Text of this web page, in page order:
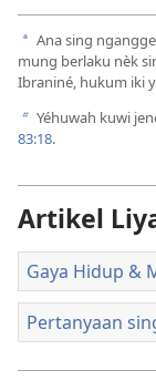
a Ana sing
mung berlaku nèk
Ibraniné, hukum iki
b Yéhuwah kuwi
83:18.
Artikel
Gaya Hidup &
Pertanyaan